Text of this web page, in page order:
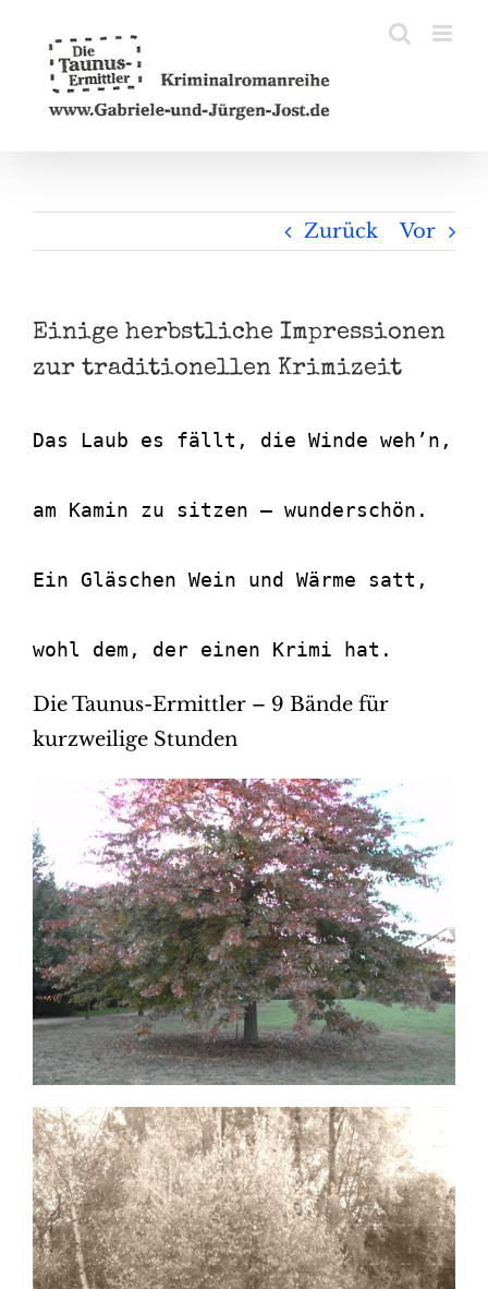
Inhalt
springen
Zurück Vor
Einige herbstliche Impressionen
zur traditionellen Krimizeit
Das Laub es fällt, die Winde weh’n,
am Kamin zu sitzen – wunderschön.
Ein Gläschen Wein und Wärme satt,
wohl dem, der einen Krimi hat.
Die Taunus-Ermittler – 9 Bände für
kurzweilige Stunden